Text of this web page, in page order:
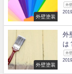
外壁塗装
外
外壁塗装
外
は
外